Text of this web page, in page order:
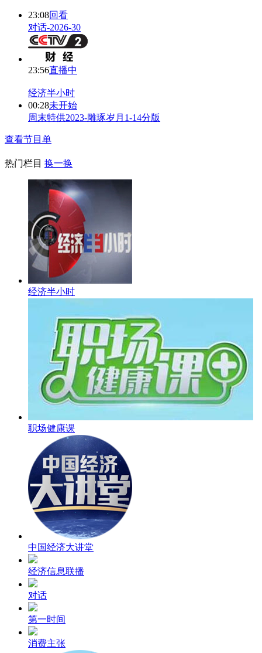
23:08回看
对话-2026-30
23:56直播中
经济半小时
00:28未开始
周末特供2023-雕琢岁月1-14分版
查看节目单
热门栏目 换一换
经济半小时
职场健康课
中国经济大讲堂
经济信息联播
对话
第一时间
消费主张